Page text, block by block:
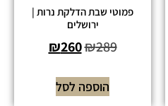
פמוטי שבת הדלקת נרות |
ירושלים
₪289
₪260
הוספה לסל